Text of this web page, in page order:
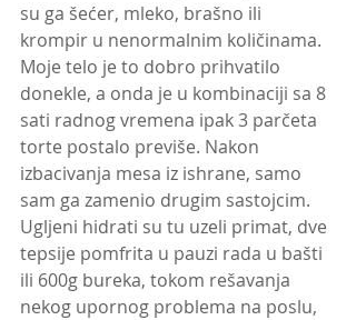
su ga šećer, mleko, brašno ili
krompir u nenormalnim količinama.
Moje telo je to dobro prihvatilo
donekle, a onda je u kombinaciji sa 8
sati radnog vremena ipak 3 parčeta
torte postalo previše. Nakon
izbacivanja mesa iz ishrane, samo
sam ga zamenio drugim sastojcim.
Ugljeni hidrati su tu uzeli primat, dve
tepsije pomfrita u pauzi rada u bašti
ili 600g bureka, tokom rešavanja
nekog upornog problema na poslu,